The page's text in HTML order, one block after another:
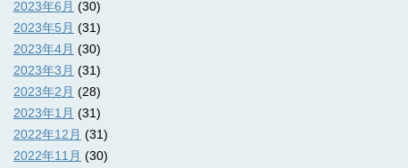
2023年6月 (30)
2023年5月 (31)
2023年4月 (30)
2023年3月 (31)
2023年2月 (28)
2023年1月 (31)
2022年12月 (31)
2022年11月 (30)